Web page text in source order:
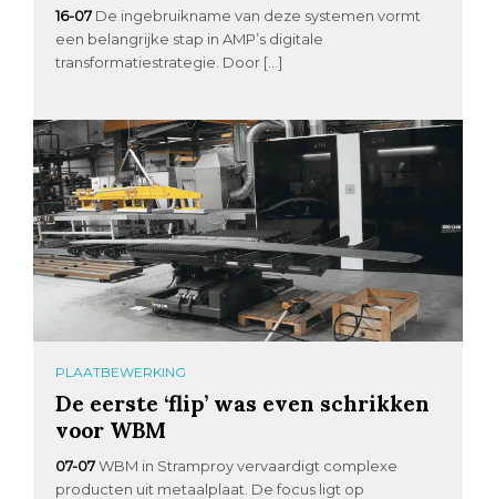
16-07 De ingebruikname van deze systemen vormt
een belangrijke stap in AMP’s digitale
transformatiestrategie. Door […]
PLAATBEWERKING
De eerste ‘flip’ was even schrikken
voor WBM
07-07 WBM in Stramproy vervaardigt complexe
producten uit metaalplaat. De focus ligt op